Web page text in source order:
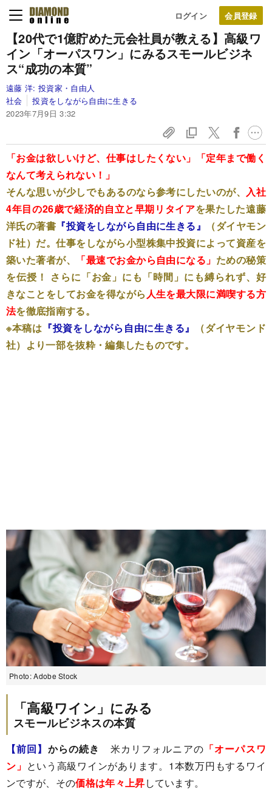
ログイン
【20代で1億貯めた元会社員が教える】高級ワ
イン「オーパスワン」にみるスモールビジネ
ス“成功の本質”
遠藤 洋: 投資家・自由人
社会
投資をしながら自由に生きる
2023年7月9日 3:32
「お金は欲しいけど、仕事はしたくない」「定年まで働く
なんて考えられない！」
そんな思いが少しでもあるのなら参考にしたいのが、 入社
4年目の26歳で経済的自立と早期リタイアを果たした遠藤
洋氏の著書 『投資をしながら自由に生きる』
（ダイヤモン
ド社）だ。仕事をしながら小型株集中投資によって資産を
築いた著者が、
「最速でお金から自由になる」 ための秘策
を伝授！ さらに「お金」にも「時間」にも縛られず、好
きなことをしてお金を得ながら 人生を最大限に満喫する方
法を徹底指南する。
※本稿は 『投資をしながら自由に生きる』
（ダイヤモンド
社）より一部を抜粋・編集したものです。
Photo: Adobe Stock
「高級ワイン」にみる
スモールビジネスの本質
【前回】 からの続き 米カリフォルニアの 「オーパスワ
ン」 という高級ワインがあります。1本数万円もするワイ
ンですが、その価格は年々上昇しています。